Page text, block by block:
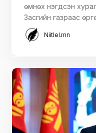
өмнөх нэгдсэн
Засгийн газраас
Niitlel.mn